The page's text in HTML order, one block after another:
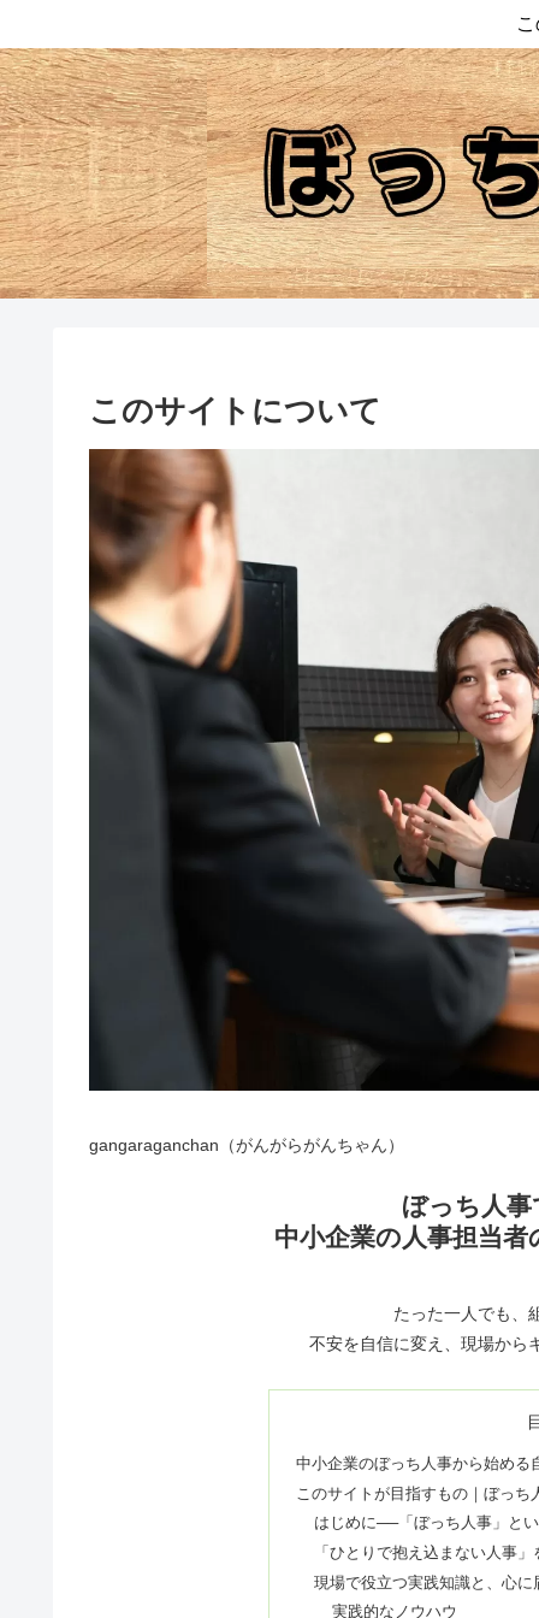
このサイトについて
gangaraganchan（がんがらがんちゃん）
ぼっち人
中小企業の人事担当
たった一人でも、
不安を自信に変え、現場から
中小企業のぼっち人事から始める
このサイトが目指すもの｜ぼっち
はじめに──「ぼっち人事」と
「ひとりで抱え込まない人事
現場で役立つ実践知識と、心
実践的なノウハウ